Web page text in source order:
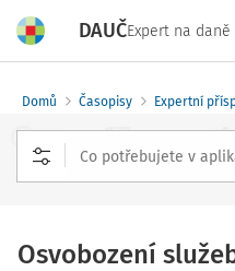
DAUČExpert na
Domů Časopisy Expertní
Osvobození